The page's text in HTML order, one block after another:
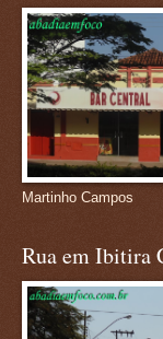
Martinho Campos
Rua em Ibitira